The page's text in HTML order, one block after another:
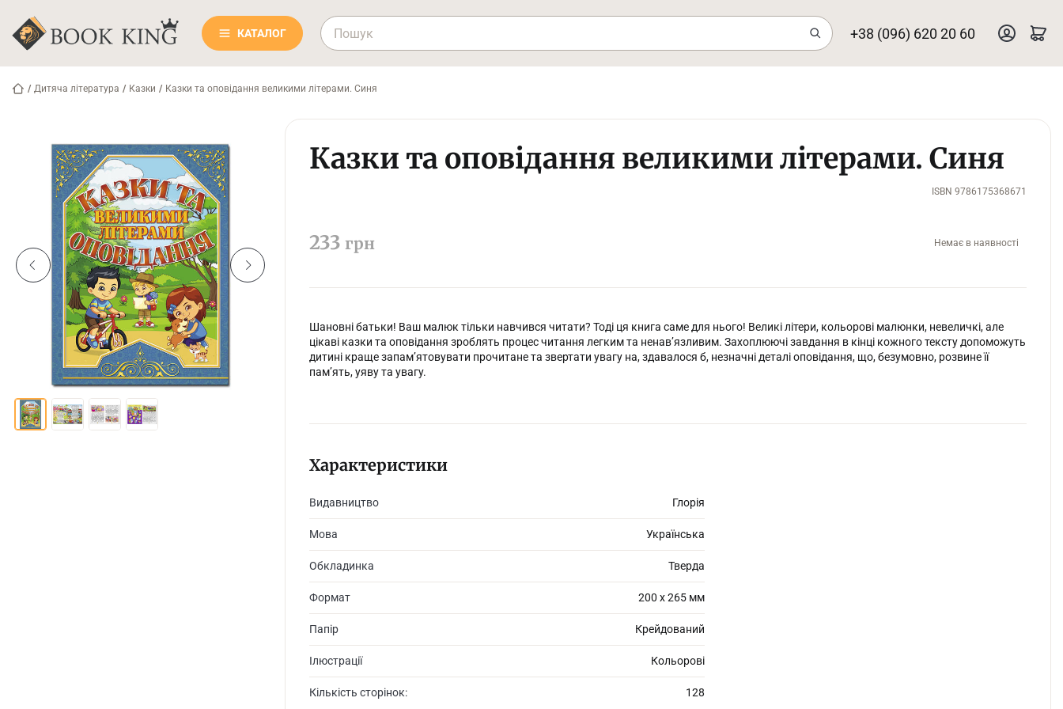
КАТАЛОГ +38 (096) 620 20 60
/ Дитяча література / Казки / Казки та оповідання великими літерами. Синя
Казки та оповідання великими літерами. Синя
ISBN 9786175368671
233 грн Немає в наявності
Шановні батьки! Ваш малюк тільки навчився читати? Тоді ця книга саме для нього! Великі літери, кольорові малюнки, невеличкі, але
цікаві казки та оповідання зроблять процес читання легким та ненав’язливим. Захоплюючі завдання в кінці кожного тексту допоможуть
дитині краще запам’ятовувати прочитане та звертати увагу на, здавалося б, незначні деталі оповідання, що, безумовно, розвине її
пам’ять, уяву та увагу.
Характеристики
Видавництво Глорія
Мова Українська
Обкладинка Тверда
Формат 200 х 265 мм
Папір Крейдований
Ілюстрації Кольорові
Кількість сторінок: 128